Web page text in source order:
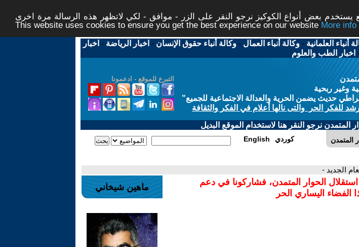
بعض أنواع الكوكيز نرجو النقر على الزر - موافق - لكي لاتظهر هذه الرسالة مرة اخرى -
This website uses cookies to ensure you get the best experience on our website
أنباء العلمانية -وكالة أنباء العمال -وكالة أنباء حقوق الإنسان - اخبار الرياضة - اخبار
اخبار الطب والعلوم
التبرع للموقع - ادعمونا
وغير ربحية
حديث يضمن الحرية والعدالة الاجتماعية للجميع"
للفكر الحر والتى نالها أعلام في الفكر والثقافة
نرجو النقر هنا لاستخدام الموقع البديل
المتمدن English كوردي
الجديد -
الحوار المتمدن، فشاركونا في دعم
الفضاء اليساري الحر
ماهين شيخاني